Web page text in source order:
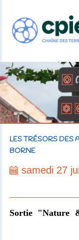
LES TRÉSORS DES
BORNE
samedi 27
Sortie "Nature